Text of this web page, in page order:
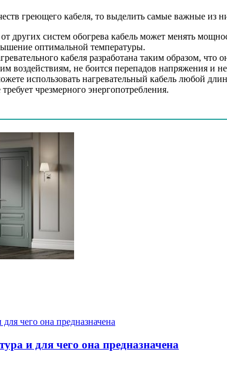
греющего кабеля, то выделить самые важные
других систем обогрева кабель может менять
оптимальной температуры.
кабеля разработана таким образом,
воздействиям, не боится перепадов напряжения и
использовать нагревательный кабель любой
чрезмерного энергопотребления.
и для чего она предназначена